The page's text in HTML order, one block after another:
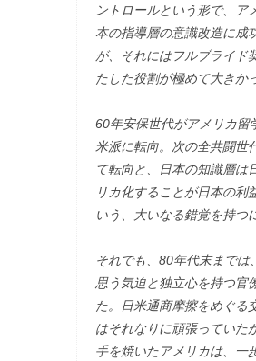
ントロールという形で、ア
本の指導層の意識改造に成
が、それにはフルブライド
たした役割が極めて大きか
60年安保世代がアメリカ留
米派に転向。次の全共闘世
て転向と、日本の知識層は
リカ化することが日本の利
いう、大いなる錯覚を持つ
それでも、80年代末までは
思う気迫と独立心を持つ官
た。日米通商摩擦をめぐる
はそれなりに頑張っていた
手を焼いたアメリカは、一